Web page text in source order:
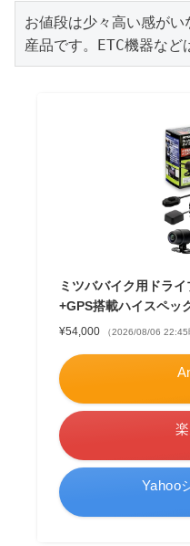
お値段は少々高い感が
産品です。ETC機器など
ミツババイク用ドラ
+GPS搭載ハイスペッ
¥54,000 （2026/08/06 22:45
Yahoo